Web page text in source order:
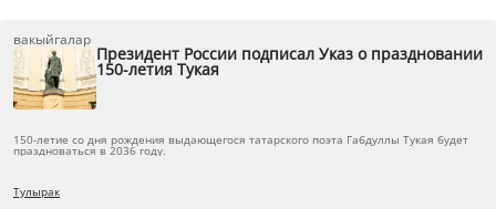
вакыйгалар
Президент России подписал Указ о праздновании
150-летия Тукая
150-летие со дня рождения выдающегося татарского поэта Габдуллы Тукая будет
праздноваться в 2036 году.
Тулырак